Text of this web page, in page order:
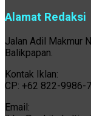
Alamat Redaksi
Jalan Adil Makmur
Balikpapan.
Kontak Iklan:
CP: +62 822-9986-
Email: